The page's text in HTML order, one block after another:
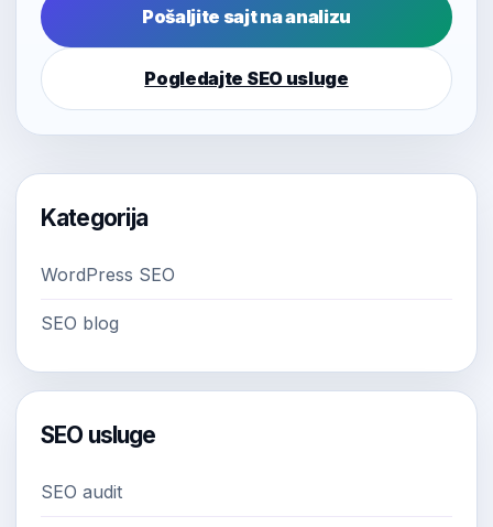
Pošaljite sajt na analizu
Pogledajte SEO usluge
Kategorija
WordPress SEO
SEO blog
SEO usluge
SEO audit